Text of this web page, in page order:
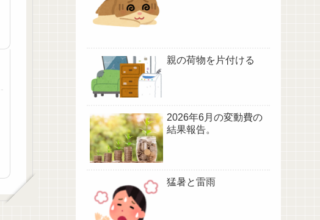
親の荷物を片付ける
2026年6月の変動費の
結果報告。
猛暑と雷雨